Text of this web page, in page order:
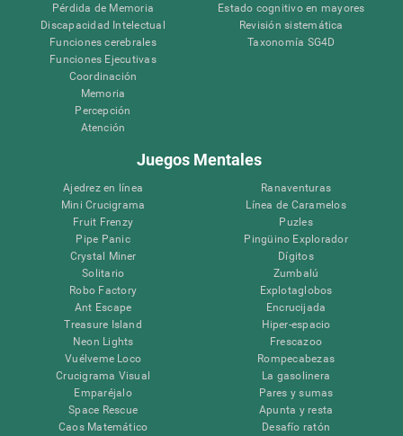
Pérdida de Memoria
Discapacidad Intelectual
Funciones cerebrales
Funciones Ejecutivas
Coordinación
Memoria
Percepción
Atención
Estado cognitivo en mayores
Revisión sistemática
Taxonomía SG4D
Juegos Mentales
Ajedrez en línea
Mini Crucigrama
Fruit Frenzy
Pipe Panic
Crystal Miner
Solitario
Robo Factory
Ant Escape
Treasure Island
Neon Lights
Vuélveme Loco
Crucigrama Visual
Emparéjalo
Space Rescue
Caos Matemático
Ranaventuras
Línea de Caramelos
Puzles
Pingüino Explorador
Dígitos
Zumbalú
Explotaglobos
Encrucijada
Hiper-espacio
Frescazoo
Rompecabezas
La gasolinera
Pares y sumas
Apunta y resta
Desafío ratón